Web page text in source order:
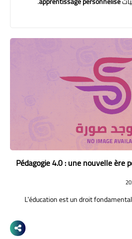
مشاكل التعليم
منوعات إخبارية
مواضيع تربوية
وثائق تربوية
الشؤون الاجتماعية لأسرة
التعليم
Pédagogie 4.0 : une nouvelle ère
L'éducation est un droit